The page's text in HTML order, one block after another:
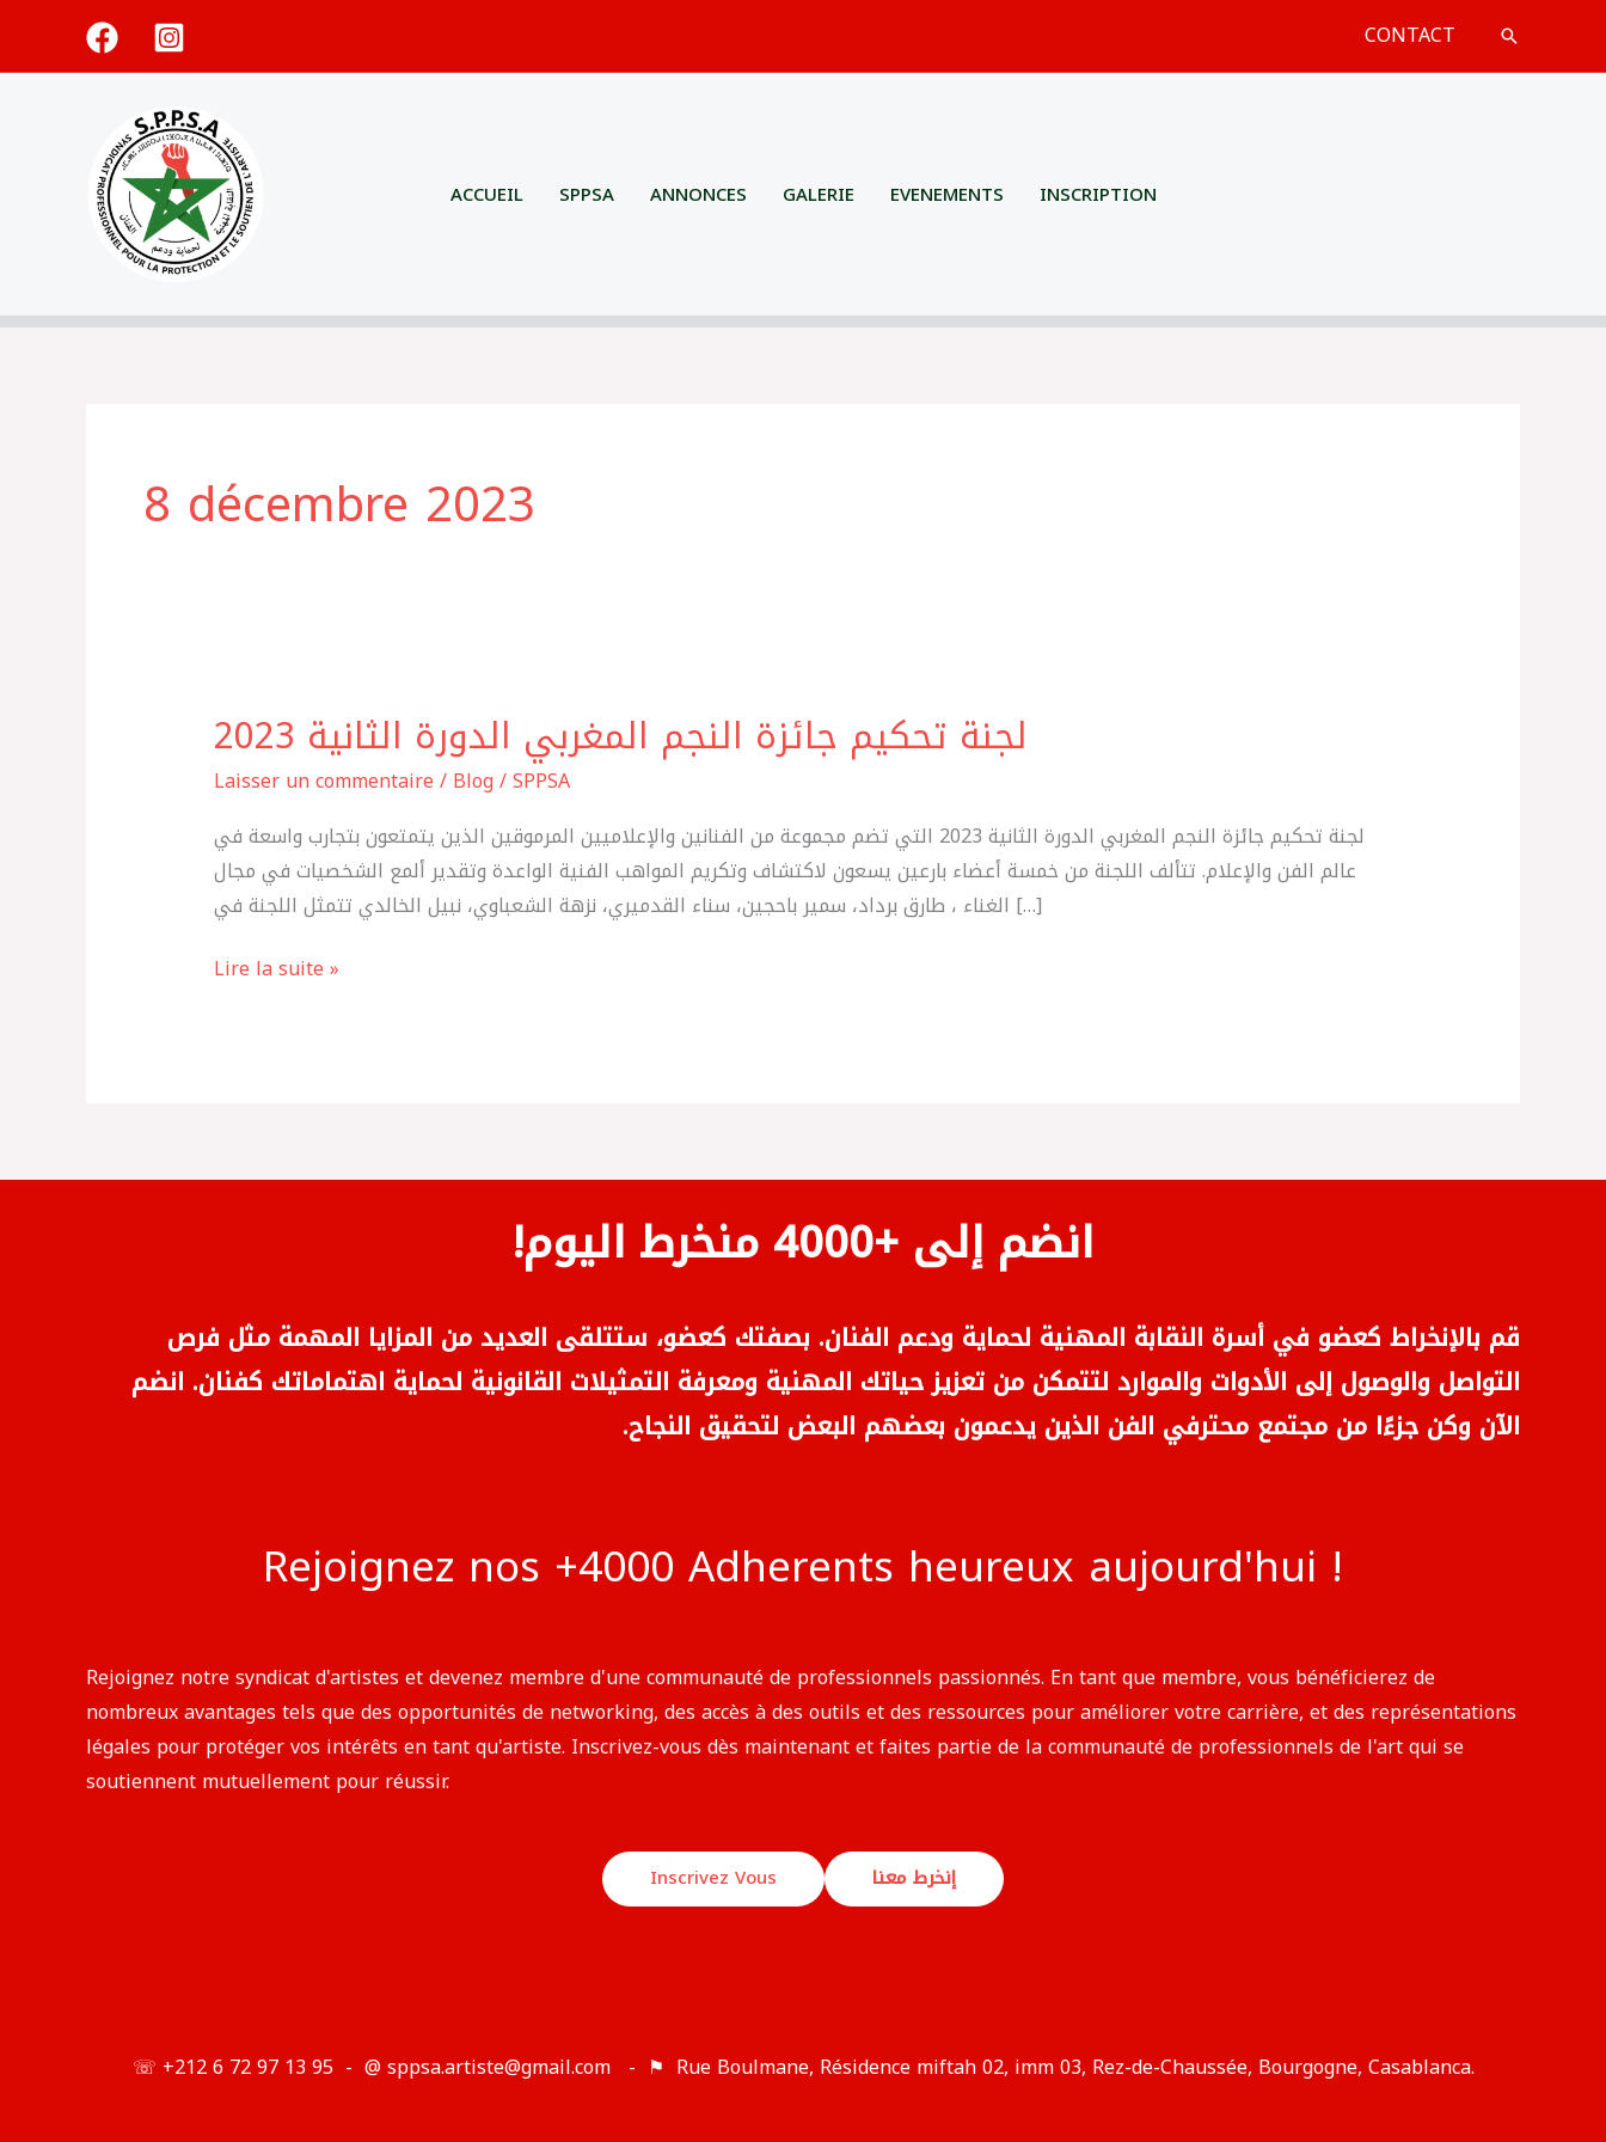
contenu
CONTACT
ACCUEIL SPPSA ANNONCES GALERIE EVENEMENTS INSCRIPTION
8 décembre 2023
لجنة تحكيم جائزة النجم المغربي الدورة الثانية 2023
Laisser un commentaire/Blog/SPPSA
لجنة تحكيم جائزة النجم المغربي الدورة الثانية 2023 التي تضم مجموعة من الفنانين والإعلاميين المرموقين الذين يتمتعون بتجارب واسعة في
عالم الفن والإعلام. تتألف اللجنة من خمسة أعضاء بارعين يسعون لاكتشاف وتكريم المواهب الفنية الواعدة وتقدير ألمع الشخصيات في مجال
الغناء ، طارق برداد، سمير باحجين، سناء القدميري، نزهة الشعباوي، نبيل الخالدي تتمثل اللجنة في […]
لجنة
تحكيم
جائزة
النجم
المغربي
الدورة
2023
Lire la suite »
انضم إلى +4000 منخرط اليوم!
قم بالإنخراط كعضو في أسرة النقابة المهنية لحماية ودعم الفنان. بصفتك كعضو، ستتلقى العديد من المزايا المهمة مثل فرص
التواصل والوصول إلى الأدوات والموارد لتتمكن من تعزيز حياتك المهنية ومعرفة التمثيلات القانونية لحماية اهتماماتك كفنان. انضم
الآن وكن جزءًا من مجتمع محترفي الفن الذين يدعمون بعضهم البعض لتحقيق النجاح.
Rejoignez nos +4000 Adherents heureux aujourd'hui !
Rejoignez notre syndicat d'artistes et devenez membre d'une communauté de professionnels passionnés. En tant que membre, vous bénéficierez de
nombreux avantages tels que des opportunités de networking, des accès à des outils et des ressources pour améliorer votre carrière, et des représentations
légales pour protéger vos intérêts en tant qu'artiste. Inscrivez-vous dès maintenant et faites partie de la communauté de professionnels de l'art qui se
soutiennent mutuellement pour réussir.​
Inscrivez Vous إنخرط معنا
☏ +212 6 72 97 13 95 - @ sppsa.artiste@gmail.com - ⚑ Rue Boulmane, Résidence miftah 02, imm 03, Rez-de-Chaussée, Bourgogne, Casablanca.